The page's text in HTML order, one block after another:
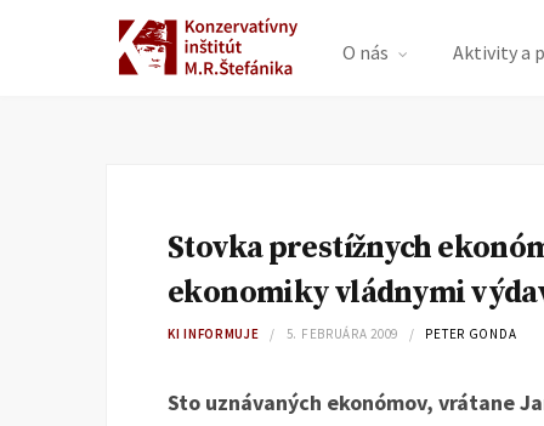
O nás Aktivity a
Stovka prestížnych
ekonomiky vládnymi
KI INFORMUJE 5. FEBRUÁRA 2009 PETER GONDA
Sto uznávaných ekonómov, vrátane